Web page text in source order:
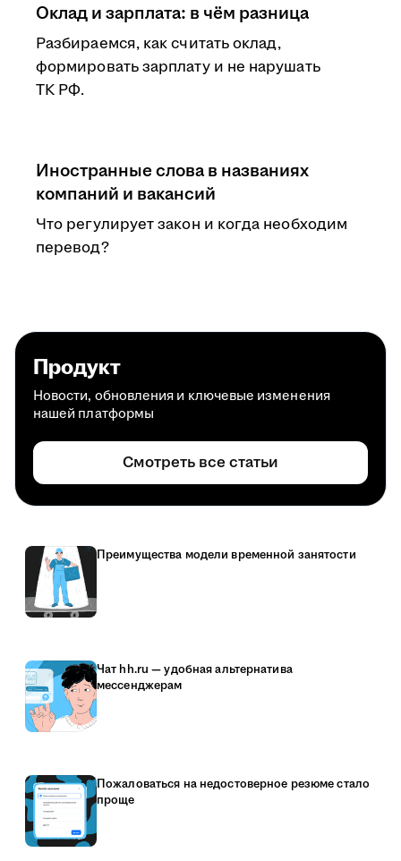
Оклад и зарплата: в чём разница
Разбираемся, как считать оклад,
формировать зарплату и не нарушать
ТК РФ.
Иностранные слова в названиях
компаний и вакансий
Что регулирует закон и когда необходим
перевод?
Продукт
Новости, обновления и ключевые изменения
нашей платформы
Смотреть все статьи
Преимущества модели временной занятости
Чат hh.ru — удобная альтернатива
мессенджерам
Пожаловаться на недостоверное резюме стало
проще